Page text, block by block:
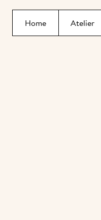
Home
Atelier